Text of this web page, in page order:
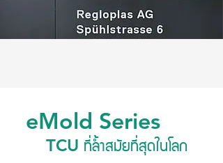
eMold Series
TCU ที่ล้ำสมัยที่สุดในโลก